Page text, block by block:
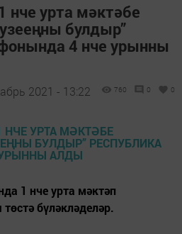
нче урта мәктәбе
булдыр”
4 нче урынны
2021 - 13:22 760 0 0
1 нче урта мәктәп
бүләкләделәр.